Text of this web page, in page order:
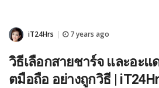
iT24Hrs 7 years ago
วิธีเลือกสายชาร์จ และอะแ
ตมือถือ อย่างถูกวิธี |